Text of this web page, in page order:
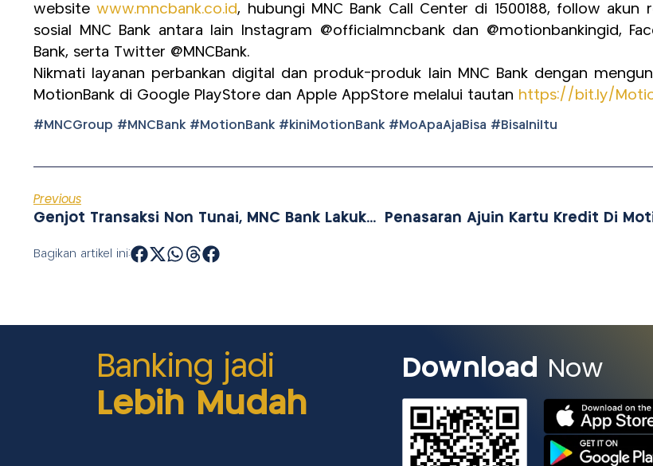
websitewww.mncbank.co.id, hubungi MNC Bank Call Center di 1500188, follow akun
sosial MNC Bank antara lain Instagram @officialmncbank dan @motionbankingid,
Bank, serta Twitter @MNCBank.
Nikmati layanan perbankan digital dan produk-produk lain MNC Bank dengan
MotionBank di Google PlayStore dan Apple AppStore melalui tautan https://bit.ly/
#MNCGroup #MNCBank #MotionBank #kiniMotionBank #MoApaAjaBisa #BisaIniItu
Previous
Genjot Transaksi Non Tunai, MNC Bank Lakukan Ini
Bagikan artikel ini:
Banking jadi
Lebih Mudah
Download Now